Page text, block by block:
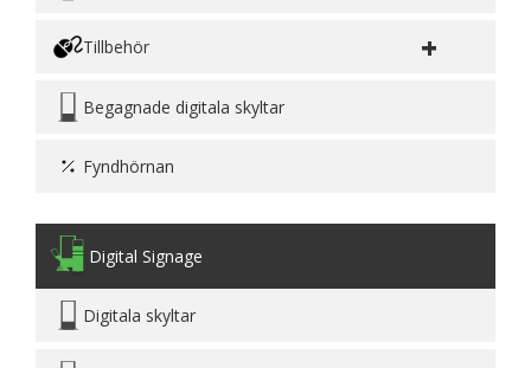
Tillbehör +
Begagnade digitala skyltar
Fyndhörnan
Digital Signage
Digitala skyltar